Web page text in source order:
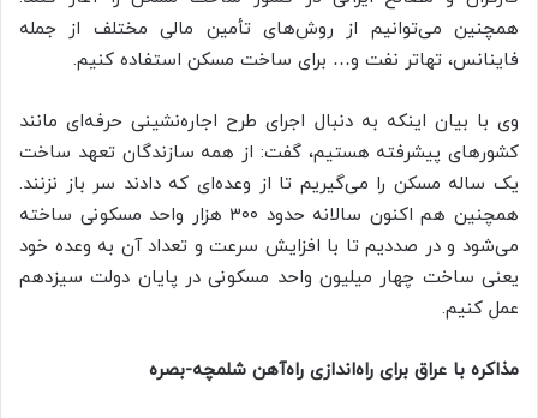
همچنین می‌توانیم از روش‌های تأمین مالی مختلف از جمله
فاینانس، تهاتر نفت و… برای ساخت مسکن استفاده کنیم.
وی با بیان اینکه به دنبال اجرای طرح اجاره‌نشینی حرفه‌ای مانند
کشورهای پیشرفته هستیم، گفت:‌ از همه سازندگان تعهد ساخت
یک ساله مسکن را می‌گیریم تا از وعده‌ای که دادند سر باز نزنند.
همچنین هم اکنون سالانه حدود ۳۰۰ هزار واحد مسکونی ساخته
می‌شود و در صددیم تا با افزایش سرعت و تعداد آن به وعده خود
یعنی ساخت چهار میلیون واحد مسکونی در پایان دولت سیزدهم
عمل کنیم.
مذاکره با عراق برای راه‌اندازی راه‌آهن شلمچه-بصره